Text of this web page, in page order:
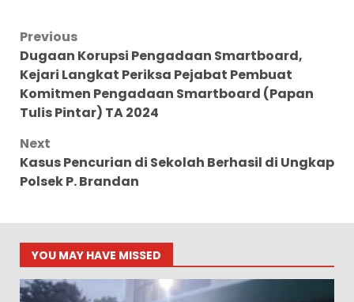
Post
navigation
Previous
Dugaan Korupsi Pengadaan Smartboard,
Kejari Langkat Periksa Pejabat Pembuat
Komitmen Pengadaan Smartboard (Papan
Tulis Pintar) TA 2024
Next
Kasus Pencurian di Sekolah Berhasil di Ungkap
Polsek P. Brandan
YOU MAY HAVE MISSED